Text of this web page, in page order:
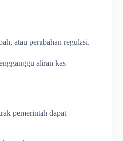
atau perubahan regulasi.
aliran kas
pemerintah dapat